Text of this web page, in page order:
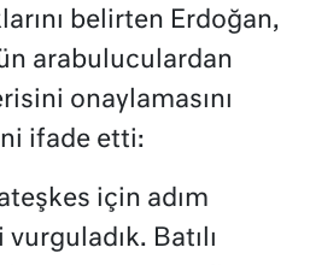
belirten Erdoğan,
arabuluculardan
onaylamasını
ifade etti:
için adım
Batılı